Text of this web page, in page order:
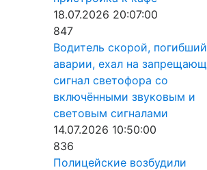
18.07.2026 20:07:00
847
Водитель скорой,
аварии, ехал на
сигнал светофора со
включёнными звуковым и
световым сигналами
14.07.2026 10:50:00
836
Полицейские возбудили